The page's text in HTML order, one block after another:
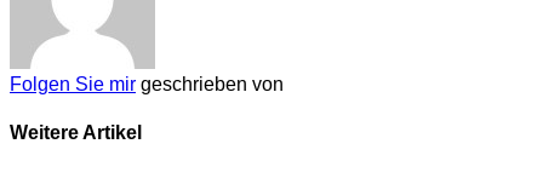
Folgen Sie mir geschrieben von
Weitere Artikel